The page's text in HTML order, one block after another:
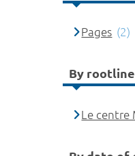
Pages (2)
By rootline
Le centre